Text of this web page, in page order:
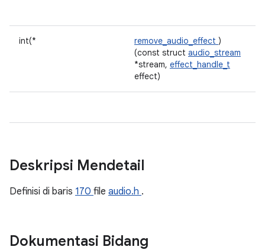
int(* remove_audio_effect )
(const struct audio_stream
*stream, effect_handle_t
effect)
Deskripsi Mendetail
Definisi di baris 170 file audio.h .
Dokumentasi Bidang